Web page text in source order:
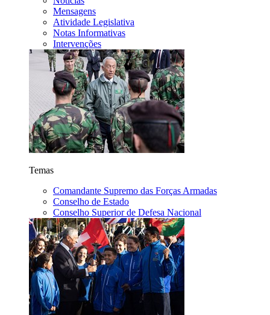
Mensagens
Atividade Legislativa
Notas Informativas
Intervenções
Temas
Comandante Supremo das Forças Armadas
Conselho de Estado
Conselho Superior de Defesa Nacional